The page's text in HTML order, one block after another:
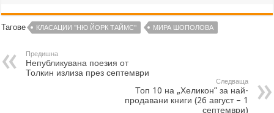
Тагове КЛАСАЦИИ "НЮ ЙОРК ТАЙМС" МИРА ШОПОЛОВА
Предишна
Непубликувана поезия от
Толкин излиза през септември
Следваща
Топ 10 на „Хеликон” за най-
продавани книги (26 август – 1
септември)